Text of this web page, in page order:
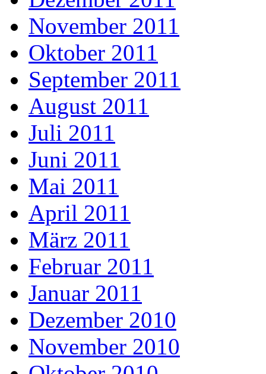
November 2011
Oktober 2011
September 2011
August 2011
Juli 2011
Juni 2011
Mai 2011
April 2011
März 2011
Februar 2011
Januar 2011
Dezember 2010
November 2010